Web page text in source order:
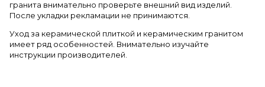
гранита внимательно проверьте внешний вид изделий.
После укладки рекламации не принимаются.
Уход за керамической плиткой и керамическим гранитом
имеет ряд особенностей. Внимательно изучайте
инструкции производителей.